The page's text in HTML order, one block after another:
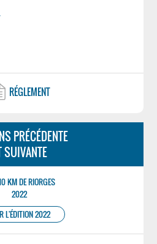
RÉGLEMENT
PRÉCÉDENTE
SUIVANTE
KM DE RIORGES
2022
L'ÉDITION 2022